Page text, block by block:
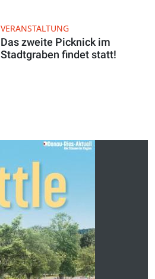
VERANSTALTUNG
Das zweite Picknick im
Stadtgraben findet statt!